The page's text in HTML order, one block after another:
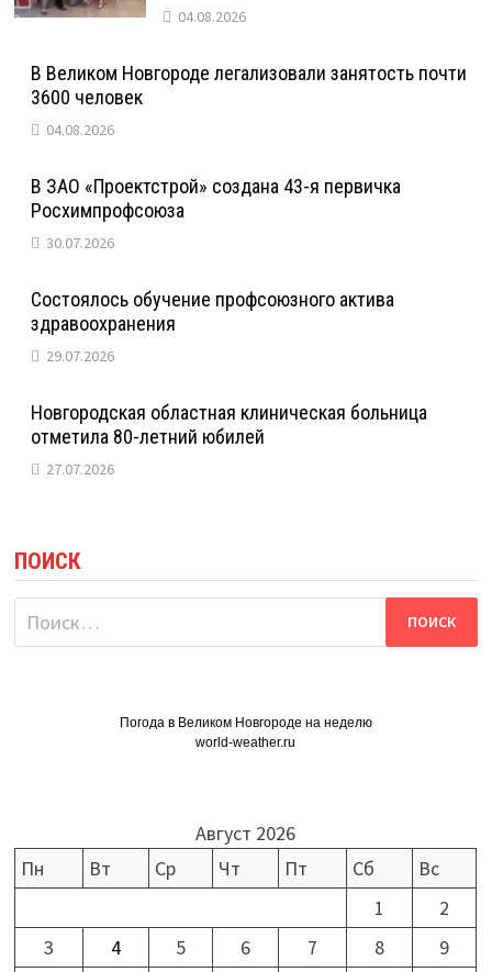
04.08.2026
В Великом Новгороде легализовали занятость почти
3600 человек
04.08.2026
В ЗАО «Проектстрой» создана 43-я первичка
Росхимпрофсоюза
30.07.2026
Состоялось обучение профсоюзного актива
здравоохранения
29.07.2026
Новгородская областная клиническая больница
отметила 80-летний юбилей
27.07.2026
ПОИСК
Найти:
Погода в Великом Новгороде на неделю
world-weather.ru
Август 2026
Пн
Вт Ср Чт Пт Сб
Вс
1
2
3
4 5 6 7 8
9